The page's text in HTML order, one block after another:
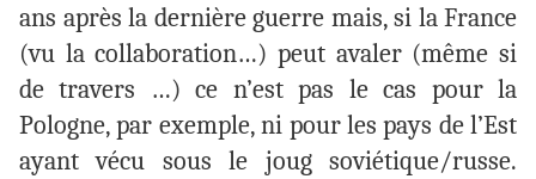
ans après la dernière guerre mais, si la France
(vu la collaboration…) peut avaler (même si
de travers …) ce n’est pas le cas pour la
Pologne, par exemple, ni pour les pays de l’Est
ayant vécu sous le joug soviétique/russe.